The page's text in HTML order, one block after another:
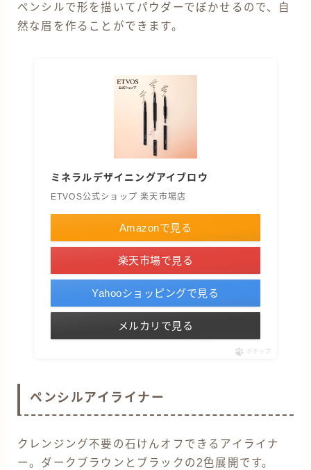
ペンシルで形を描いてパウダーでぼかせるので、自
然な眉を作ることができます。
ミネラルデザイニングアイブロウ
ETVOS公式ショップ 楽天市場店
Amazonで見る
楽天市場で見る
Yahooショッピングで見る
メルカリで見る
ポチップ
ペンシルアイライナー
クレンジング不要の石けんオフできるアイライナ
ー。ダークブラウンとブラックの2色展開です。